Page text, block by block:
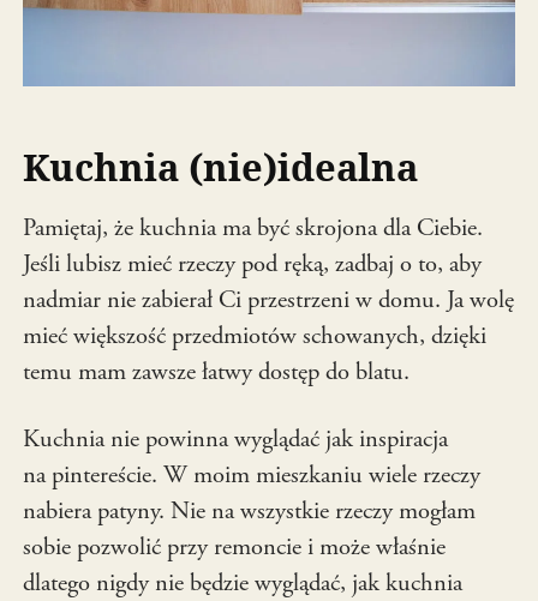
Kuchnia (nie)idealna
Pamiętaj, że kuchnia ma być skrojona dla Ciebie.
Jeśli lubisz mieć rzeczy pod ręką, zadbaj o to, aby
nadmiar nie zabierał Ci przestrzeni w domu. Ja wolę
mieć większość przedmiotów schowanych, dzięki
temu mam zawsze łatwy dostęp do blatu.
Kuchnia nie powinna wyglądać jak inspiracja
na pintereście. W moim mieszkaniu wiele rzeczy
nabiera patyny. Nie na wszystkie rzeczy mogłam
sobie pozwolić przy remoncie i może właśnie
dlatego nigdy nie będzie wyglądać, jak kuchnia